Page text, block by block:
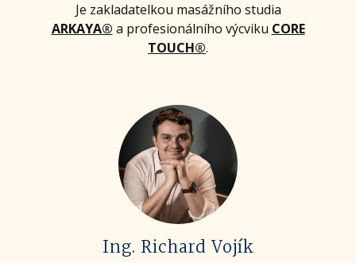
Je zakladatelkou masážního studia
ARKAYA® a profesionálního výcviku CORE
TOUCH®.
Ing. Richard Vojík